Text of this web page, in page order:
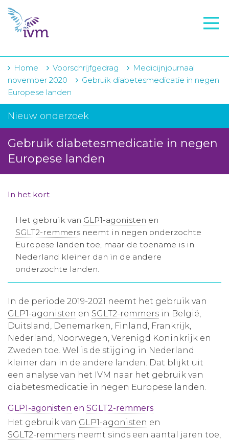
VMI
FTO voorbereiding
IVM-academie
Zorginstellingen
Projecten
Over IVM
Actueel
Contact
Winkelwagentje
Aanmelden nieuwsbrief
Inloggen
Toegang leeromgeving
Home Voorschrijfgedrag
Medicijnjournaal
november 2020
Gebruik diabetesmedicatie in negen
Europese landen
Nieuw onderzoek
Gebruik diabetesmedicatie in negen
Europese landen
In het kort
Het gebruik van GLP1-agonisten en
SGLT2-remmers neemt in negen onderzochte
Europese landen toe, maar de toename is in
Nederland kleiner dan in de andere
onderzochte landen.
In de periode 2019-2021 neemt het gebruik van
GLP1-agonisten en SGLT2-remmers in België,
Duitsland, Denemarken, Finland, Frankrijk,
Nederland, Noorwegen, Verenigd Koninkrijk en
Zweden toe. Wel is de stijging in Nederland
kleiner dan in de andere landen. Dat blijkt uit
een analyse van het IVM naar het gebruik van
diabetesmedicatie in negen Europese landen.
GLP1-agonisten en SGLT2-remmers
Het gebruik van GLP1-agonisten en
SGLT2-remmers neemt sinds een aantal jaren toe,